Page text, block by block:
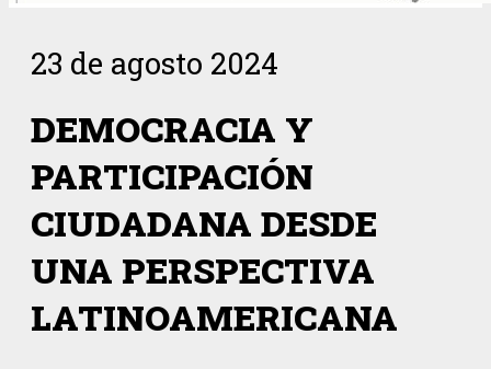
23 de agosto 2024
DEMOCRACIA Y
PARTICIPACIÓN
CIUDADANA DESDE
UNA PERSPECTIVA
LATINOAMERICANA